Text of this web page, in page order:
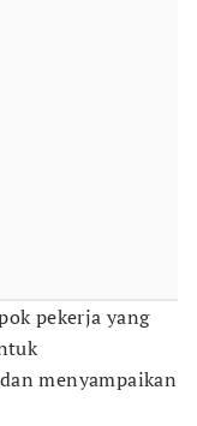
pekerja yang
menyampaikan